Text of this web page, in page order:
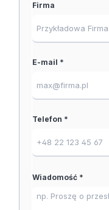
Firma
E-mail *
Telefon *
Wiadomość *